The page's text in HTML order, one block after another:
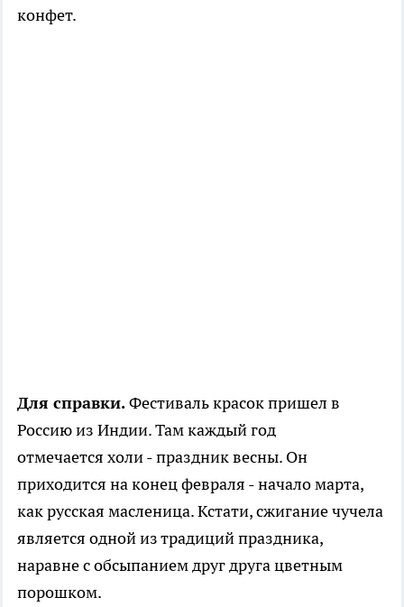
конфет.
Для справки.Фестиваль красок пришел в
Россию из Индии. Там каждый год
отмечается холи - праздник весны. Он
приходится на конец февраля - начало марта,
как русская масленица. Кстати, сжигание чучела
является одной из традиций праздника,
наравне с обсыпанием друг друга цветным
порошком.